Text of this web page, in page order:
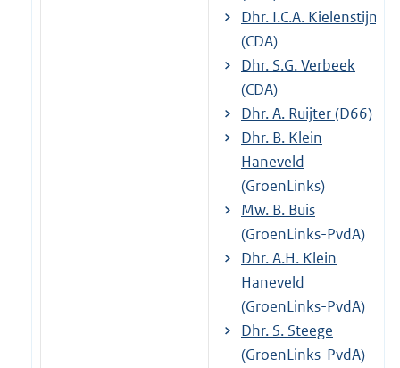
Dhr. I.C.A. Kielenstijn
(CDA)
Dhr. S.G. Verbeek
(CDA)
Dhr. A. Ruijter(D66)
Dhr. B. Klein
Haneveld
(GroenLinks)
Mw. B. Buis
(GroenLinks-PvdA)
Dhr. A.H. Klein
Haneveld
(GroenLinks-PvdA)
Dhr. S. Steege
(GroenLinks-PvdA)